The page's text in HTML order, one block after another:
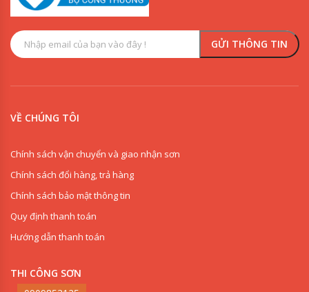
VỀ CHÚNG TÔI
Chính sách vận chuyển và giao nhận sơn
Chính sách đổi hàng, trả hàng
Chính sách bảo mật thông tin
Quy định thanh toán
Hướng dẫn thanh toán
THI CÔNG SƠN